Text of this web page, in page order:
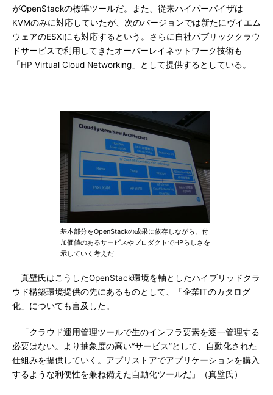
がOpenStackの標準ツールだ。また、従来ハイパーバイザは
KVMのみに対応していたが、次のバージョンでは新たにヴイエム
ウェアのESXiにも対応するという。さらに自社パブリッククラウ
ドサービスで利用してきたオーバーレイネットワーク技術も
「HP Virtual Cloud Networking」として提供するとしている。
基本部分をOpenStackの成果に依存しながら、付
加価値のあるサービスやプロダクトでHPらしさを
示していく考えだ
真壁氏はこうしたOpenStack環境を軸としたハイブリッドクラ
ウド構築環境提供の先にあるものとして、「企業ITのカタログ
化」についても言及した。
「クラウド運用管理ツールで生のインフラ要素を逐一管理する
必要はない。より抽象度の高い“サービス”として、自動化された
仕組みを提供していく。アプリストアでアプリケーションを購入
するような利便性を兼ね備えた自動化ツールだ」（真壁氏）